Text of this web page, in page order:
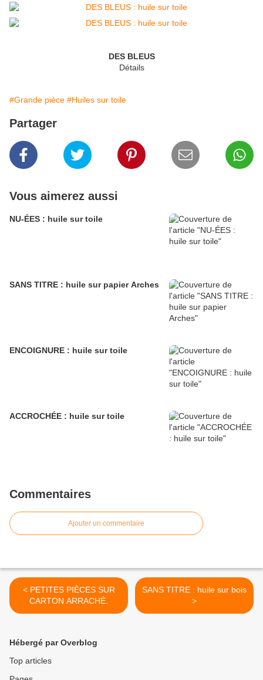
DES BLEUS
Détails
#Grande pièce #Huiles sur toile
Partager
Vous aimerez aussi
NU-ÉES : huile sur toile
SANS TITRE : huile sur papier Arches
ENCOIGNURE : huile sur toile
ACCROCHÉE : huile sur toile
Commentaires
Ajouter un commentaire
< PETITES PIÈCES SUR
CARTON ARRACHÉ.
SANS TITRE : huile sur bois
>
Hébergé par Overblog
Top articles